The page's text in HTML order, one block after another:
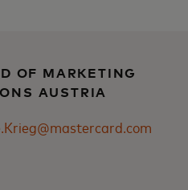
OF MARKETING
AUSTRIA